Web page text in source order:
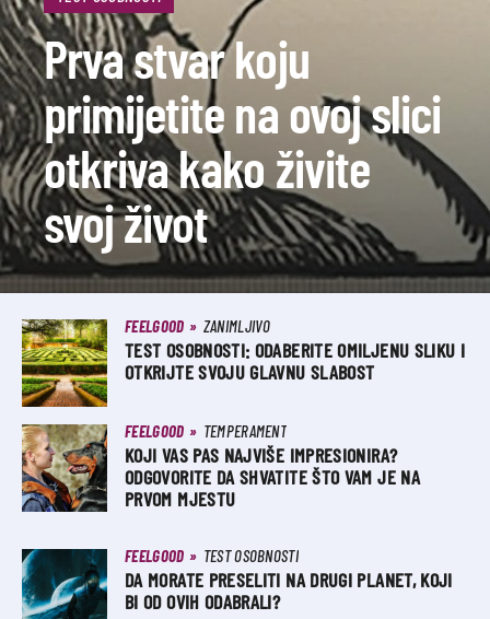
Prva stvar koju
primijetite na ovoj slici
otkriva kako živite
svoj život
FEELGOOD ZANIMLJIVO
TEST OSOBNOSTI: ODABERITE OMILJENU SLIKU I
OTKRIJTE SVOJU GLAVNU SLABOST
FEELGOOD TEMPERAMENT
KOJI VAS PAS NAJVIŠE IMPRESIONIRA?
ODGOVORITE DA SHVATITE ŠTO VAM JE NA
PRVOM MJESTU
FEELGOOD TEST OSOBNOSTI
DA MORATE PRESELITI NA DRUGI PLANET, KOJI
BI OD OVIH ODABRALI?